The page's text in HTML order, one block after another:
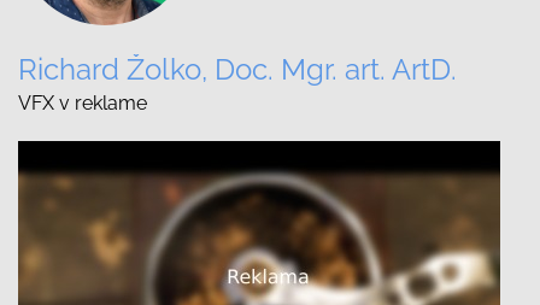
Richard Žolko, Doc. Mgr. art. ArtD.
VFX v reklame